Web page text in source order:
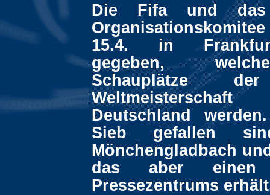
Die Fifa und das
15.4. in
gegeben,
Schauplätze
Deutschland
Sieb gefallen
Mönchengladbach
das aber
Pressezentrums